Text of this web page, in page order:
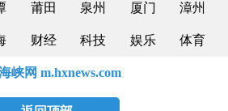
莆田 泉州 厦门 漳州
财经 科技 娱乐 体育
峡网 m.hxnews.com